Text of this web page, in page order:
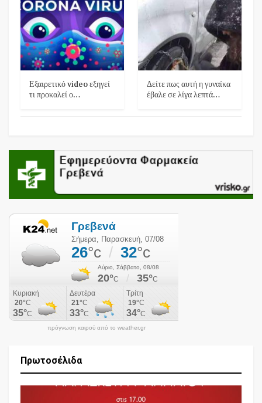
Εξαιρετικό video εξηγεί
τι προκαλεί ο…
Δείτε πως αυτή η γυναίκα
έβαλε σε λίγα λεπτά…
πρόγνωση καιρού από το weather.gr
Πρωτοσέλιδα